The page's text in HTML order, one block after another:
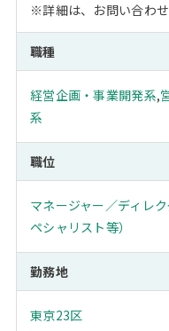
※詳細は、お問い合わせ
職種
経営企画・事業開発系,
系
職位
マネージャー／ディレ
ペシャリスト等）
勤務地
東京23区